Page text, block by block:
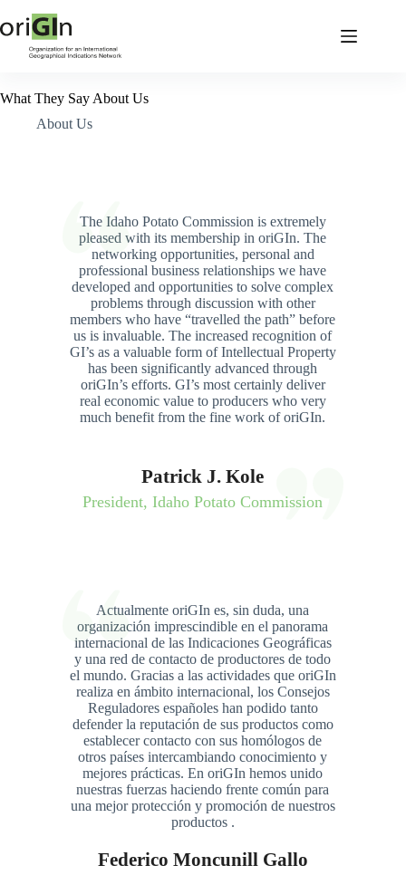
What They Say About Us
About Us
The Idaho Potato Commission is extremely
pleased with its membership in oriGIn. The
networking opportunities, personal and
professional business relationships we have
developed and opportunities to solve complex
problems through discussion with other
members who have “travelled the path” before
us is invaluable. The increased recognition of
GI’s as a valuable form of Intellectual Property
has been significantly advanced through
oriGIn’s efforts. GI’s most certainly deliver
real economic value to producers who very
much benefit from the fine work of oriGIn.
Patrick J. Kole
President, Idaho Potato Commission
Actualmente oriGIn es, sin duda, una
organización imprescindible en el panorama
internacional de las Indicaciones Geográficas
y una red de contacto de productores de todo
el mundo. Gracias a las actividades que oriGIn
realiza en ámbito internacional, los Consejos
Reguladores españoles han podido tanto
defender la reputación de sus productos como
establecer contacto con sus homólogos de
otros países intercambiando conocimiento y
mejores prácticas. En oriGIn hemos unido
nuestras fuerzas haciendo frente común para
una mejor protección y promoción de nuestros
productos .
Federico Moncunill Gallo